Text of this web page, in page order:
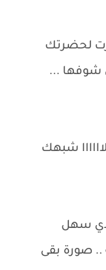
لحضرتك
شوفها ...
شبهك
سهل
.. صورة بقى